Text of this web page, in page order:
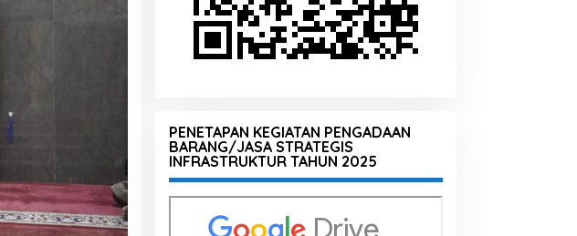
PENETAPAN KEGIATAN PENGADAAN
BARANG/JASA STRATEGIS
INFRASTRUKTUR TAHUN 2025